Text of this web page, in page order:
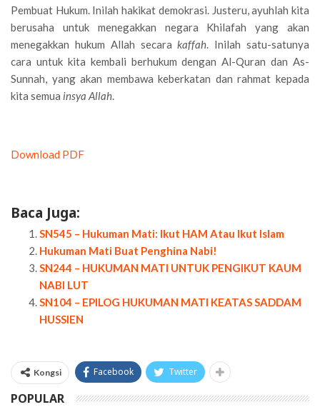
Pembuat Hukum. Inilah hakikat demokrasi. Justeru, ayuhlah kita
berusaha untuk menegakkan negara Khilafah yang akan
menegakkan hukum Allah secarakaffah. Inilah satu-satunya
cara untuk kita kembali berhukum dengan Al-Quran dan As-
Sunnah, yang akan membawa keberkatan dan rahmat kepada
kita semua insya Allah.
Download PDF
Baca Juga:
SN545 – Hukuman Mati: Ikut HAM Atau Ikut Islam
Hukuman Mati Buat Penghina Nabi!
SN244 – HUKUMAN MATI UNTUK PENGIKUT KAUM
NABI LUT
SN104 – EPILOG HUKUMAN MATI KEATAS SADDAM
HUSSIEN
Kongsi Facebook Twitter
POPULAR